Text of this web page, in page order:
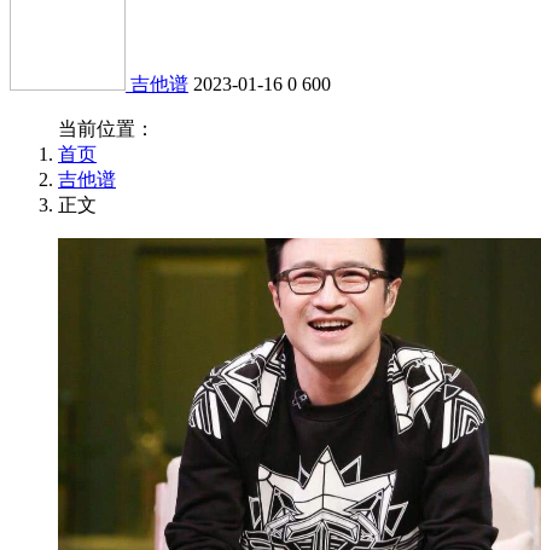
吉他谱 2023-01-16 0 600
当前位置：
首页
吉他谱
正文